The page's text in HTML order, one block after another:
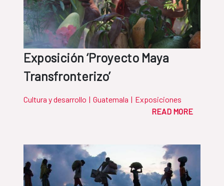
Exposición ‘Proyecto Maya
Transfronterizo’
Cultura y desarrollo | Guatemala | Exposiciones
READ MORE